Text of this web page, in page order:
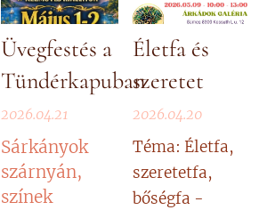
Üvegfestés a
Tündérkapuban
2026.04.21
Sárkányok
szárnyán,
színek
Életfa és
szeretet
2026.04.20
Téma: Életfa,
szeretetfa,
bőségfa -